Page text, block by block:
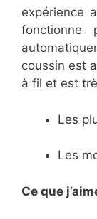
expérience
fonctionne
coussin est
à fil et est
Les
Les
Ce que